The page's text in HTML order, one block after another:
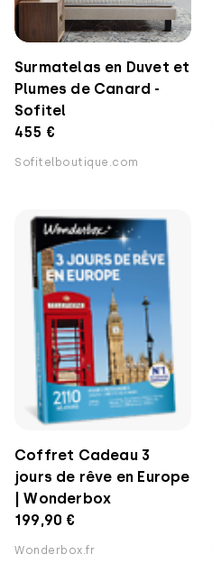
Surmatelas en Duvet et
Plumes de Canard -
Sofitel
455 €
Sofitelboutique.com
Coffret Cadeau 3
jours de rêve en Europe
| Wonderbox
199,90 €
Wonderbox.fr